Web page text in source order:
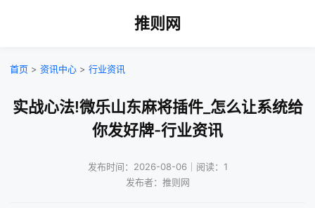
推则网
首页 > 资讯中心 > 行业资讯
实战心法!微乐山东麻将插件_怎么让系统给
你发好牌-行业资讯
发布时间：2026-08-06｜阅读：1
发布者：推则网